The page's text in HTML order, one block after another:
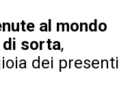
al mondo
di sorta,
dei presenti